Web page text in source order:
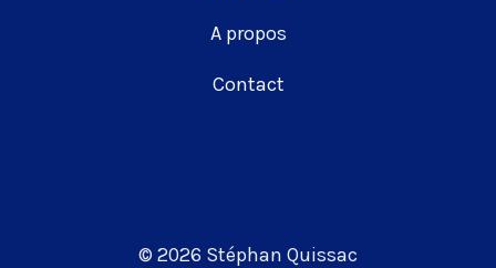
A propos
Contact
© 2026 Stéphan Quissac